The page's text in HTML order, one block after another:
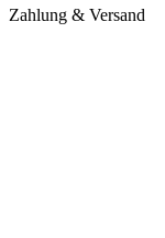
Zahlung & Versand